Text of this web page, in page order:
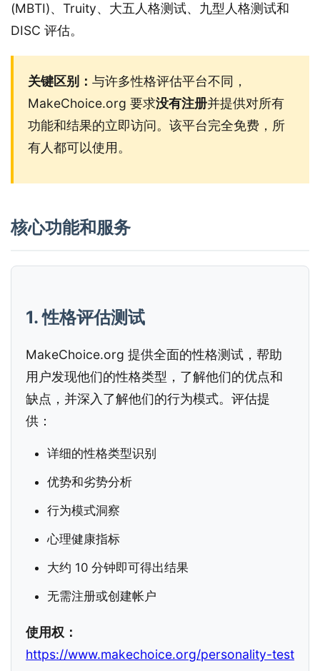
(MBTI)、Truity、大五人格测试、九型人格测试和
DISC 评估。
关键区别： 与许多性格评估平台不同，
MakeChoice.org 要求没有注册并提供对所有
功能和结果的立即访问。该平台完全免费，所
有人都可以使用。
核心功能和服务
1. 性格评估测试
MakeChoice.org 提供全面的性格测试，帮助
用户发现他们的性格类型，了解他们的优点和
缺点，并深入了解他们的行为模式。评估提
供：
详细的性格类型识别
优势和劣势分析
行为模式洞察
心理健康指标
大约 10 分钟即可得出结果
无需注册或创建帐户
使用权：
https://www.makechoice.org/personality-test